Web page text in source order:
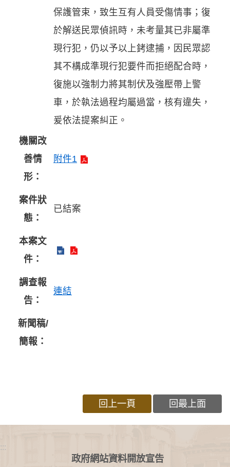
保護管束，致生互有人員受傷情事；復
於解送民眾偵訊時，未考量其已非屬準
現行犯，仍以予以上銬逮捕，因民眾認
其不構成準現行犯要件而拒絕配合時，
復施以強制力將其制伏及強壓帶上警
車，於執法過程均屬過當，核有違失，
爰依法提案糾正。
機關改
善情
形：
附件1
案件狀
態：
已結案
本案文
件：
調查報
告：
連結
新聞稿/
簡報：
回上一頁 回最上面
:::
政府網站資料開放宣告